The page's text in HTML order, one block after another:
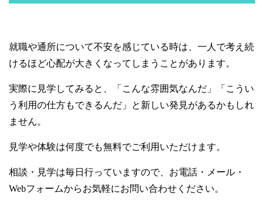
就職や通所について不安を感じている時は、一人で考え続
けるほど心配が大きくなってしまうことがあります。
実際に見学してみると、「こんな雰囲気なんだ」「こうい
う利用の仕方もできるんだ」と新しい発見があるかもしれ
ません。
見学や体験は何度でも無料でご利用いただけます。
相談・見学は毎日行っていますので、お電話・メール・
Webフォームからお気軽にお問い合わせください。